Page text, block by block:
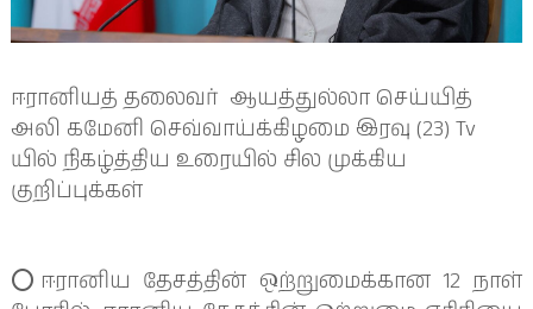
ஈரானியத் தலைவர் ஆயத்துல்லா செய்யித்
அலி கமேனி செவ்வாய்க்கிழமை இரவு (23) Tv
யில் நிகழ்த்திய உரையில் சில முக்கிய
குறிப்புக்கள்
⭕️ஈரானிய தேசத்தின் ஒற்றுமைக்கான 12 நாள்